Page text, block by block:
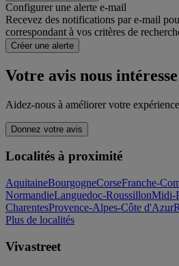
Configurer une alerte e-mail
Recevez des notifications par e-mail
correspondant à vos critères de
Créer une alerte
Votre avis nous intéresse
Aidez-nous à améliorer votre
Donnez votre avis
Localités à proximité
AquitaineBourgogneCorseFranche-
NormandieLanguedoc-RoussillonMidi-
CharentesProvence-Alpes-Côte d'Azur
Plus de localités
Vivastreet